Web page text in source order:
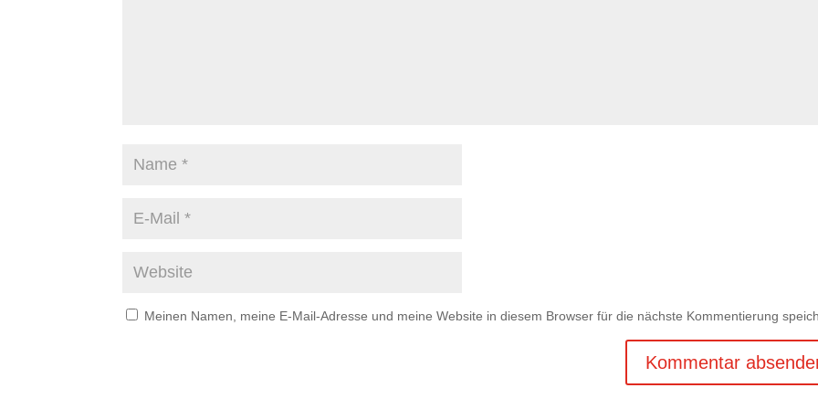
Meinen Namen, meine E-Mail-Adresse und meine Website in diesem Browser für die nächste Kommentierung